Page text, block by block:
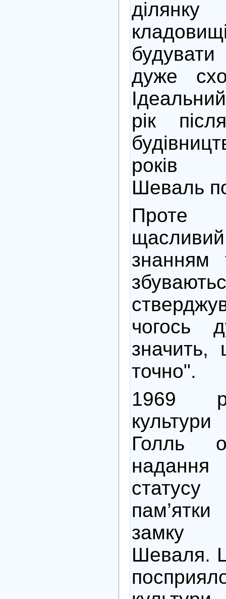
дуже
рік
років
Шеваль
Проте
знанням
чогось
значить,
точно".
1969
Голль
замку
Шеваля.